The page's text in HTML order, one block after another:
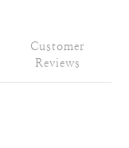
Customer
Reviews